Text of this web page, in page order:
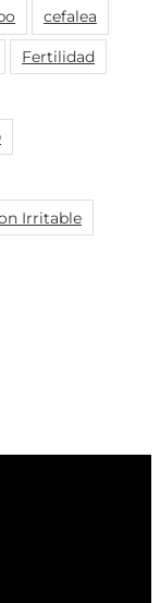
cefalea
Fertilidad
Irritable